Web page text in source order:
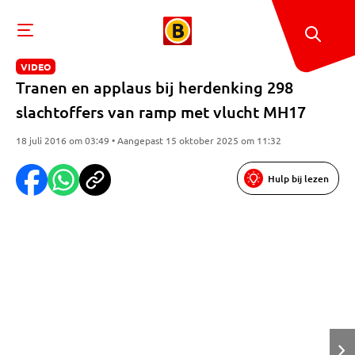
VIDEO
Tranen en applaus bij herdenking 298
slachtoffers van ramp met vlucht MH17
18 juli 2016 om 03:49 • Aangepast 15 oktober 2025 om 11:32
Hulp bij lezen